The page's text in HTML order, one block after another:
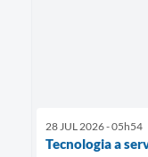
28 JUL 2026 - 05h54
Tecnologia a